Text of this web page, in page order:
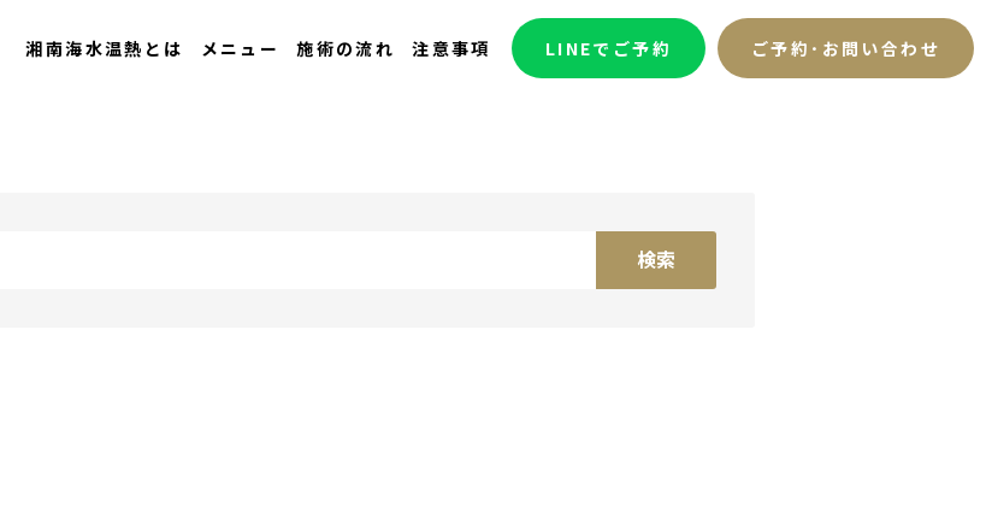
湘南海水温熱とは メニュー 施術の流れ 注意事項 LINEでご予約 ご予約･お問い合わせ